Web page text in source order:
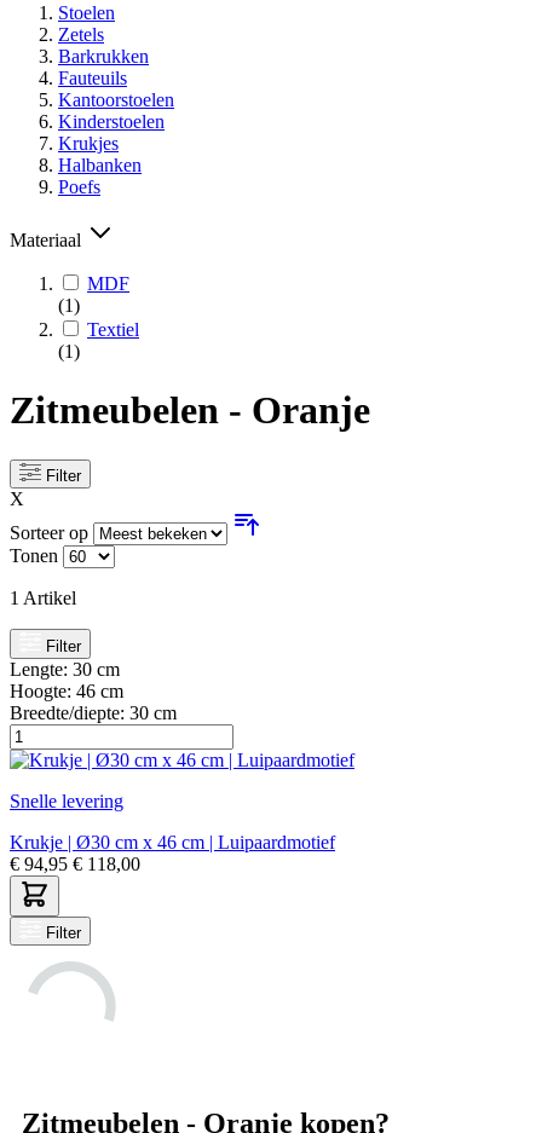
Stoelen
Zetels
Barkrukken
Fauteuils
Kantoorstoelen
Kinderstoelen
Krukjes
Halbanken
Poefs
Materiaal
MDF
(1)
Textiel
(1)
Zitmeubelen - Oranje
Filter
X
Sorteer op
Tonen
1 Artikel
Filter
Lengte: 30 cm
Hoogte: 46 cm
Breedte/diepte: 30 cm
Snelle levering
Krukje | Ø30 cm x 46 cm | Luipaardmotief
€ 94,95 € 118,00
Filter
Zitmeubelen - Oranje kopen?